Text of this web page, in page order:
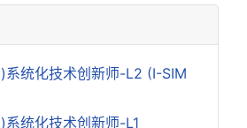
系统化技术创新师-L2 (I-SIM
统化技术创新师-L1